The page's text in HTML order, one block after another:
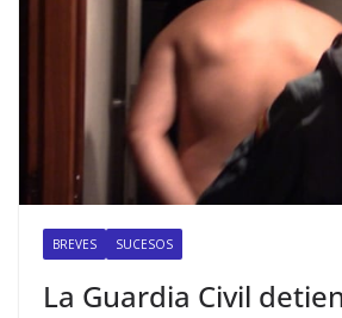
BREVES SUCESOS
La Guardia Civil